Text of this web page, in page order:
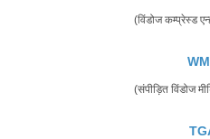
(विंडोज कम्प्रेस्ड
(संपीड़ित विंडोज